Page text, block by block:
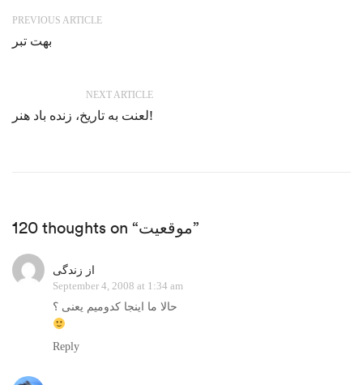
PREVIOUS ARTICLE
بهت تبر
NEXT ARTICLE
لعنت به تاریخ، زنده باد هنر!
120 thoughts on “موقعیت”
از زندگی
September 4, 2008 at 1:34 am
حالا ما اينجا کدوميم يعنی ؟
Reply